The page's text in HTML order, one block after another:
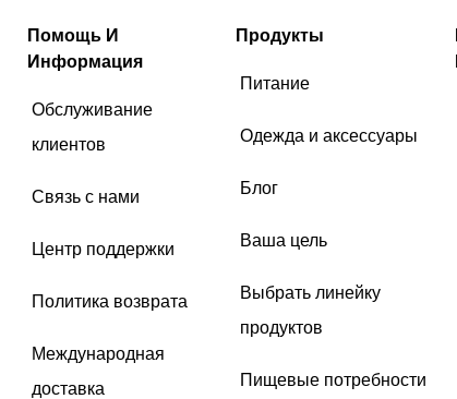
Помощь И
Информация
Обслуживание
клиентов
Связь с нами
Центр поддержки
Политика возврата
Международная
доставка
Продукты
Питание
Одежда и аксессуары
Блог
Ваша цель
Выбрать линейку
продуктов
Пищевые потребности